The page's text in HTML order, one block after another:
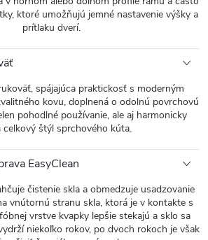
ktoré umožňujú jemné nastavenie výšky a
prítlaku dverí.
spájajúca praktickosť s moderným
kovu, doplnená o odolnú povrchovú
pohodlné používanie, ale aj harmonicky
celkový štýl sprchového kúta.
EasyClean
čistenie skla a obmedzuje usadzovanie
vnútornú stranu skla, ktorá je v kontakte s
vrstve kvapky lepšie stekajú a sklo sa
niekoľko rokov, po dvoch rokoch je však